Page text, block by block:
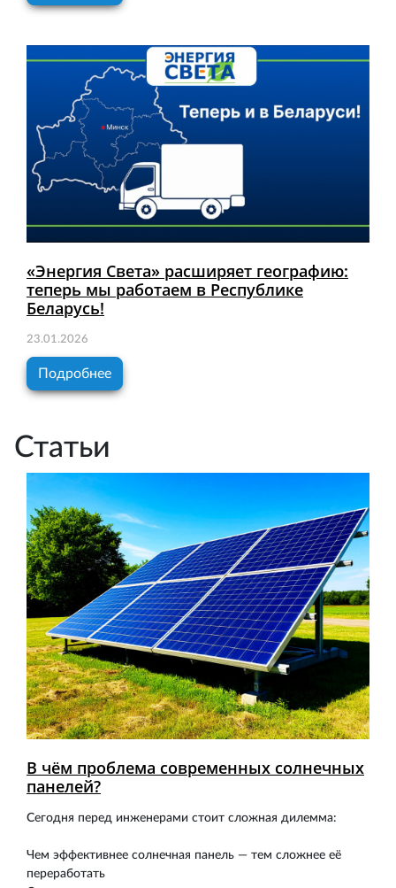
«Энергия Света» расширяет географию:
теперь мы работаем в Республике
Беларусь!
23.01.2026
Подробнее
Статьи
В чём проблема современных солнечных
панелей?
Сегодня перед инженерами стоит сложная дилемма:
Чем эффективнее солнечная панель — тем сложнее её
переработать